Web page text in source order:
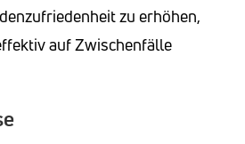
zu erhöhen,
auf Zwischenfälle